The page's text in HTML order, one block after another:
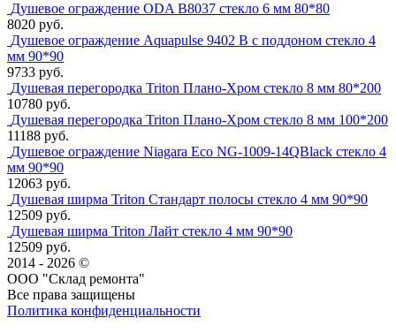
Душевое ограждение ODA B8037 стекло 6 мм 80*80
8020 руб.
Душевое ограждение Aquapulse 9402 B с поддоном стекло 4
мм 90*90
9733 руб.
Душевая перегородка Triton Плано-Хром стекло 8 мм 80*200
10780 руб.
Душевая перегородка Triton Плано-Хром стекло 8 мм 100*200
11188 руб.
Душевое ограждение Niagara Eco NG-1009-14QBlack стекло 4
мм 90*90
12063 руб.
Душевая ширма Triton Стандарт полосы стекло 4 мм 90*90
12509 руб.
Душевая ширма Triton Лайт стекло 4 мм 90*90
12509 руб.
2014 - 2026 ©
ООО "Склад ремонта"
Все права защищены
Политика конфиденциальности